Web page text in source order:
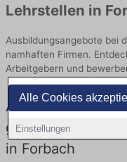
Alle Cookies
Einstellungen
Lehrstellen in
Ausbildungsangebote bei
namhaften Firmen.
Arbeitgebern und
Ausbildung in
gibt es keine
in Forbach